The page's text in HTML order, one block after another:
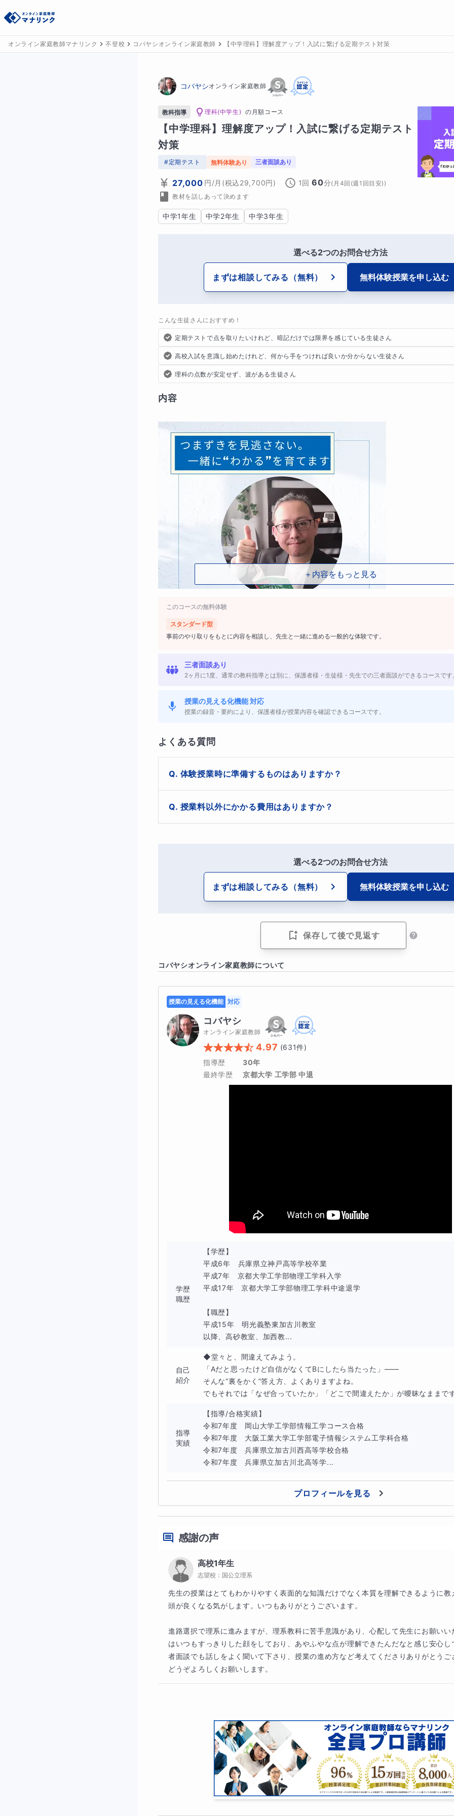
オンライン家庭教師マナリンク 不登校 コバヤシオンライン家庭教師 【中学理科】理解度アップ！入試に繋げる定期テスト対策
コバヤシオンライン家庭教師
教科指導 理科(中学生) の 月額コース
【中学理科】理解度アップ！入試に繋げる定期テスト
対策
#定期テスト 無料体験あり 三者面談あり
27,000 円/月 (税込29,700円) 1回 60分( 月4回(週1回目安) )
教材を話しあって決めます
中学1年生 中学2年生 中学3年生
選べる2つのお問合せ方法
まずは相談してみる （無料） 無料体験授業を申し込む
こんな生徒さんにおすすめ！
定期テストで点を取りたいけれど、暗記だけでは限界を感じている生徒さん
高校入試を意識し始めたけれど、何から手をつければ良いか分からない生徒さん
理科の点数が安定せず、波がある生徒さん
内容
「理科は覚えることが多くて苦手…」「頑張っても点数が伸びない…」そんな中
座です。単なる暗記ではなく、実際の入試問題にもつながる“理解する力”を育て
んと楽しく、身近なものに変わります。学習のポイントをわかりやすく解説し
◆「グラフを見るのが怖い」が「見ればわかる」へ変わる瞬間
Aさんは、グラフや計算が出てくると「無理かも」と感じて、問題を飛ばしてし
要な数字を読み取るだけ」で良いことを知ってから、Aさんの目が変わりました
ようになると、意外と簡単！」と実感し始め、今では「まずグラフから見てヒ
慣に。結果として、苦手だった単元が得意分野になり、自信とやる気もアップ
した。
◆理科の“点が取れる力”が、確実に身につきます
ンプットだけでなく、実際に解くアウトプットの練習を重視。重要ポイントを整
表・グラフをどう読み取り、どのように考えるかを実践的に指導します。繰り
きるようになります。
◆自分のペースで理解を深めたい生徒さんに最適です
集団授業では質問しづらかったり、自分だけ分かっていないような不安を感じ
この個別対応型の授業はオススメです。あなたの理解度に合わせて、分かるま
とができるので、「つまずきポイント」をしっかりと乗り越えられます。また
しない」という場合にも役立つ内容となっています。
◆一歩踏み出せば、理科はもっと身近に感じられます
す。体験授業では、お子さま一人ひとりに寄り添い、具体的なつまずきの原因
喜びを引き出します。まずはお気軽に、オンラインで体験してみませんか？ 一
理科への見方が変わるきっかけになります。
＋内容をもっと見る
このコースの無料体験
スタンダード型
事前のやり取りをもとに内容を相談し、先生と一緒に進める一般的な体験です。
三者面談あり
2ヶ月に1度、通常の教科指導とは別に、保護者様・生徒様・先生での三者面談ができるコースです
授業の見える化機能 対応
授業の録音・要約により、保護者様が授業内容を確認できるコースです。
よくある質問
体験授業時に準備するものはありますか？
筆記用具、ノート、学校の教科書やワークをご用意ください。普段使っている学習
たしますので、特別な準備は必要ありません。パソコンやタブレットなど、ZOOM
tに接続できる端末もお忘れなく。リラックスしてご参加いただければ大丈夫です！
授業料以外にかかる費用はありますか？
クからの質問にも随時対応いたしますので、追加の教材購入は最小限で済みます。
選べる2つのお問合せ方法
まずは相談してみる （無料） 無料体験授業を申し込む
保存して後で見返す
コバヤシオンライン家庭教師について
授業の見える化機能 対応
コバヤシ
オンライン家庭教師
4.97 (631件)
指導歴
30年
最終学歴
京都大学 工学部 中退
学歴
職歴
【学歴】
平成6年　兵庫県立神戸高等学校卒業
平成7年　京都大学工学部物理工学科入学
平成17年　京都大学工学部物理工学科中途退学
【職歴】
平成15年　明光義塾東加古川教室
以降、高砂教室、加西教...
自己
紹介
◆堂々と、間違えてみよう。
「Aだと思ったけど自信がなくてBにしたら当たった」——
そんな“裏をかく”答え方、よくありますよね。
でもそれでは「なぜ合っていたか」「どこで間違えたか」が曖昧なままで
指導
実績
【指導/合格実績】
令和7年度　岡山大学工学部情報工学コース合格
令和7年度　大阪工業大学工学部電子情報システム工学科合格
令和7年度　兵庫県立加古川西高等学校合格
令和7年度　兵庫県立加古川北高等学...
プロフィールを見る
感謝の声
高校1年生
志望校： 国公立理系
先生の授業はとてもわかりやすく表面的な知識だけでなく本質を理解できるように
頭が良くなる気がします。いつもありがとうございます。
進路選択で理系に進みますが、理系教科に苦手意識があり、心配して先生にお願い
はいつもすっきりした顔をしており、あやふやな点が理解できたんだなと感じ安心
者面談でも話しをよく聞いて下さり、授業の進め方など考えてくださりありがとう
どうぞよろしくお願いします。